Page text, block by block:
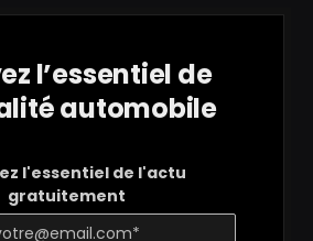
l’essentiel de
automobile
l'essentiel de l'actu
gratuitement